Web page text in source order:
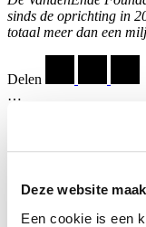
Deze website
Een cookie is een
sinds de oprichting in
totaal meer dan een
Delen
…